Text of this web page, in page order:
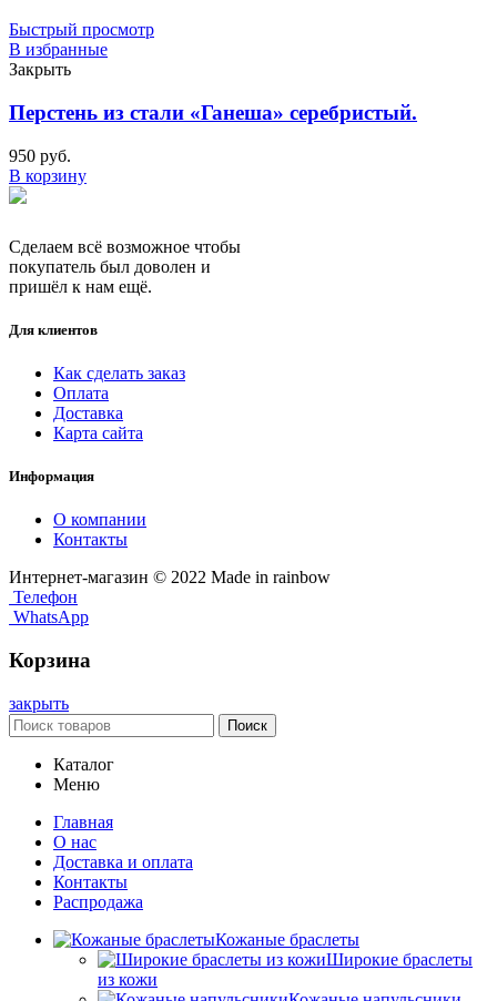
Быстрый просмотр
В избранные
Закрыть
Перстень из стали «Ганеша» серебристый.
950 руб.
В корзину
Сделаем всё возможное чтобы
покупатель был доволен и
пришёл к нам ещё.
Для клиентов
Как сделать заказ
Оплата
Доставка
Карта сайта
Информация
О компании
Контакты
Интернет-магазин © 2022 Made in rainbow
Телефон
WhatsApp
Корзина
закрыть
Поиск
Каталог
Меню
Главная
О нас
Доставка и оплата
Контакты
Распродажа
Кожаные браслеты
Широкие браслеты
из кожи